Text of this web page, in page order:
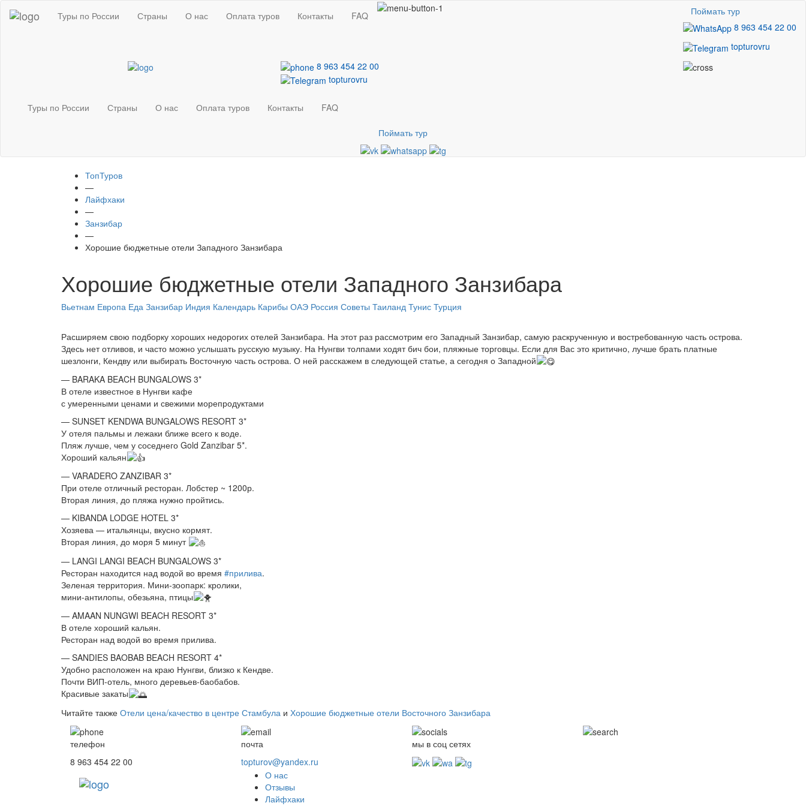
Туры по России Страны О нас Оплата туров Контакты FAQ
Поймать тур
8 963 454 22 00
topturovru
8 963 454 22 00
topturovru
Туры по России Страны О нас Оплата туров Контакты FAQ
Поймать тур
ТопТуров
—
Лайфхаки
—
Занзибар
—
Хорошие бюджетные отели Западного Занзибара
Хорошие бюджетные отели Западного Занзибара
Вьетнам Европа Еда Занзибар Индия Календарь Карибы ОАЭ Россия Советы Таиланд Тунис Турция
Расширяем свою подборку хороших недорогих отелей Занзибара. На этот раз рассмотрим его Западный Занзибар, самую раскрученную и востребованную часть острова.
Здесь нет отливов, и часто можно услышать русскую музыку. На Нунгви толпами ходят бич бои, пляжные торговцы. Если для Вас это критично, лучше брать платные
шезлонги, Кендву или выбирать Восточную часть острова. О ней расскажем в следующей статье, а сегодня о Западной
— BARAKA BEACH BUNGALOWS 3*
В отеле известное в Нунгви кафе
с умеренными ценами и свежими морепродуктами
— SUNSET KENDWA BUNGALOWS RESORT 3*
У отеля пальмы и лежаки ближе всего к воде.
Пляж лучше, чем у соседнего Gold Zanzibar 5*.
Хороший кальян
— VARADERO ZANZIBAR 3*
При отеле отличный ресторан. Лобстер ~ 1200р.
Вторая линия, до пляжа нужно пройтись.
— KIBANDA LODGE HOTEL 3*
Хозяева — итальянцы, вкусно кормят.
Вторая линия, до моря 5 минут
— LANGI LANGI BEACH BUNGALOWS 3*
Ресторан находится над водой во время #прилива.
Зеленая территория. Мини-зоопарк: кролики,
мини-антилопы, обезьяна, птицы
— AMAAN NUNGWI BEACH RESORT 3*
В отеле хороший кальян.
Ресторан над водой во время прилива.
— SANDIES BAOBAB BEACH RESORT 4*
Удобно расположен на краю Нунгви, близко к Кендве.
Почти ВИП-отель, много деревьев-баобабов.
Красивые закаты
Читайте также Отели цена/качество в центре Стамбула и Хорошие бюджетные отели Восточного Занзибара
телефон
8 963 454 22 00
почта
topturov@yandex.ru
мы в соц сетях
О нас
Отзывы
Лайфхаки